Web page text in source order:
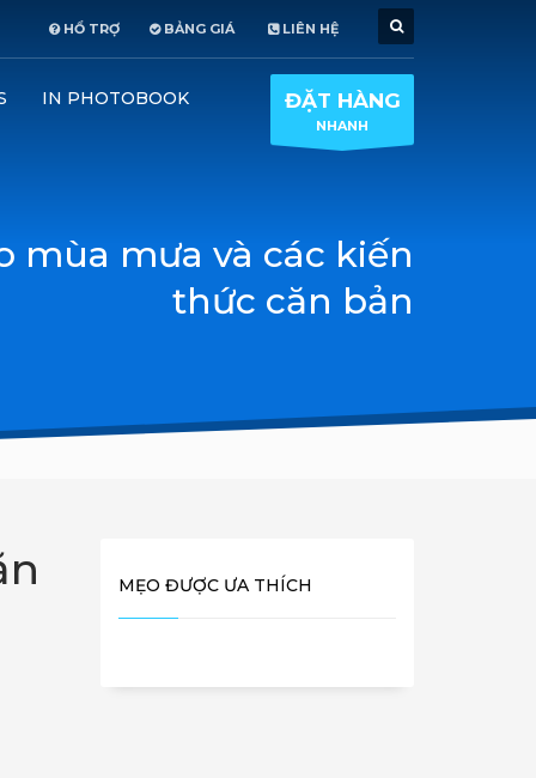
GIỜ LÀM VIỆC
Thứ 2-78:30AM - 6:00PM
HỔ TRỢ BẢNG GIÁ LIÊN HỆ
IN PHOTOBOOK ĐẶT HÀNG
NHANH
mùa mưa và các kiến
thức căn bản
MẸO ĐƯỢC ƯA THÍCH